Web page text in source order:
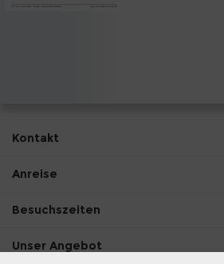
Kontakt
Anreise
Besuchszeiten
Unser Angebot